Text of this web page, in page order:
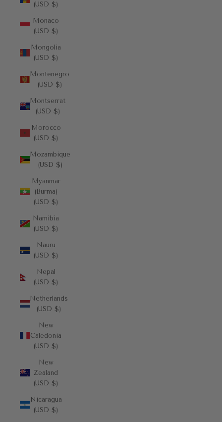
(USD $)
Monaco
(USD $)
Mongolia
(USD $)
Montenegro
(USD $)
Montserrat
(USD $)
Morocco
(USD $)
Mozambique
(USD $)
Myanmar
(Burma)
(USD $)
Namibia
(USD $)
Nauru
(USD $)
Nepal
(USD $)
Netherlands
(USD $)
New
Caledonia
(USD $)
New
Zealand
(USD $)
Nicaragua
(USD $)